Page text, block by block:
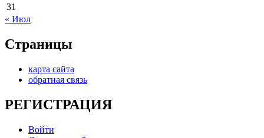
31
« Июл
Страницы
карта сайта
обратная связь
РЕГИСТРАЦИЯ
Войти